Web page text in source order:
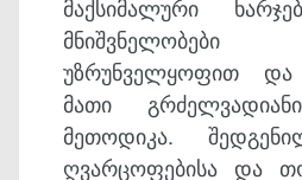
მაქსიმალური
მნიშვნელობები
უზრუნველყოფით და
მათი
მეთოდიკა.
ღვარცოფებისა და